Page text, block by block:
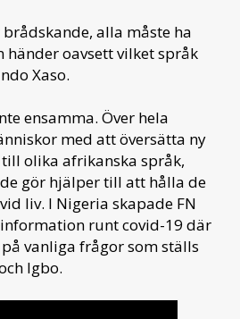
alla måste ha
oavsett vilket språk
Xaso.
ensamma. Över hela
med att översätta ny
olika afrikanska språk,
gör hjälper till att hålla de
liv. I Nigeria skapade FN
runt covid-19 där
vanliga frågor som ställs
Igbo.